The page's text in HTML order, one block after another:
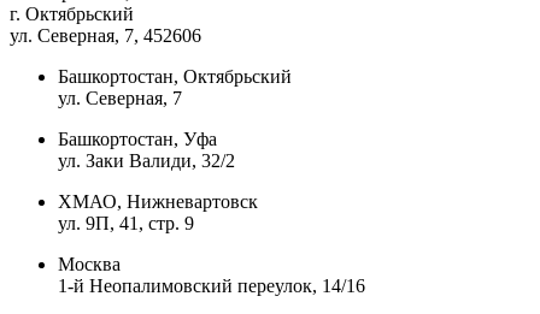
г. Октябрьский
ул. Северная, 7, 452606
Башкортостан, Октябрьский
ул. Северная, 7
Башкортостан, Уфа
ул. Заки Валиди, 32/2
ХМАО, Нижневартовск
ул. 9П, 41, стр. 9
Москва
1-й Неопалимовский переулок, 14/16